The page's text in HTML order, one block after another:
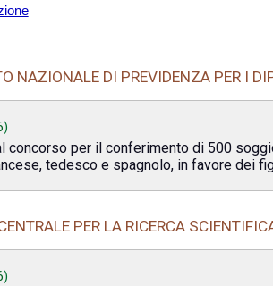
NAZIONALE DI PREVIDENZA PER I
)
concorso per il conferimento di 500
tedesco e spagnolo, in favore dei
PER LA RICERCA
)